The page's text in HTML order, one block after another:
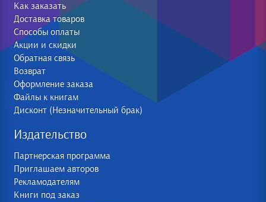
Как заказать
Доставка товаров
Способы оплаты
Акции и скидки
Обратная связь
Возврат
Оформление заказа
Файлы к книгам
Дисконт (Незначительный брак)
Издательство
Партнерская программа
Приглашаем авторов
Рекламодателям
Книги под заказ